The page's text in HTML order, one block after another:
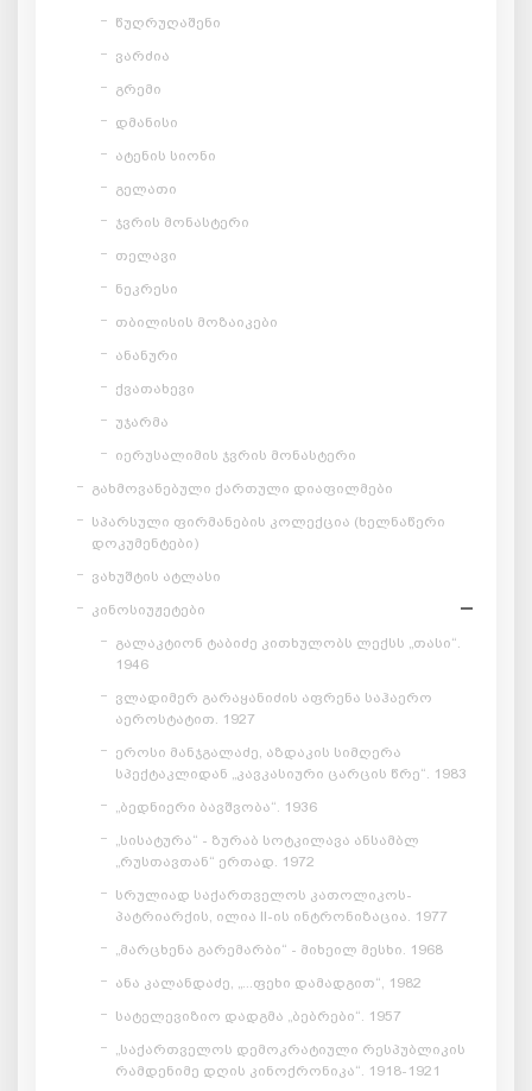
წუღრუღაშენი
ვარძია
გრემი
დმანისი
ატენის სიონი
გელათი
ჯვრის მონასტერი
თელავი
ნეკრესი
თბილისის მოზაიკები
ანანური
ქვათახევი
უჯარმა
იერუსალიმის ჯვრის მონასტერი
გახმოვანებული ქართული დიაფილმები
სპარსული ფირმანების კოლექცია (ხელნაწერი
დოკუმენტები)
ვახუშტის ატლასი
კინოსიუჟეტები
გალაკტიონ ტაბიძე კითხულობს ლექსს „თასი“.
1946
ვლადიმერ გარაყანიძის აფრენა საჰაერო
აეროსტატით. 1927
ეროსი მანჯგალაძე, აზდაკის სიმღერა
სპექტაკლიდან „კავკასიური ცარცის წრე“. 1983
„ბედნიერი ბავშვობა“. 1936
„სისატურა“ - ზურაბ სოტკილავა ანსამბლ
„რუსთავთან“ ერთად. 1972
სრულიად საქართველოს კათოლიკოს-
პატრიარქის, ილია II-ის ინტრონიზაცია. 1977
„მარცხენა გარემარბი“ - მიხეილ მესხი. 1968
ანა კალანდაძე, „...ფეხი დამადგით“, 1982
სატელევიზიო დადგმა „ბებრები“. 1957
„საქართველოს დემოკრატიული რესპუბლიკის
რამდენიმე დღის კინოქრონიკა“. 1918-1921